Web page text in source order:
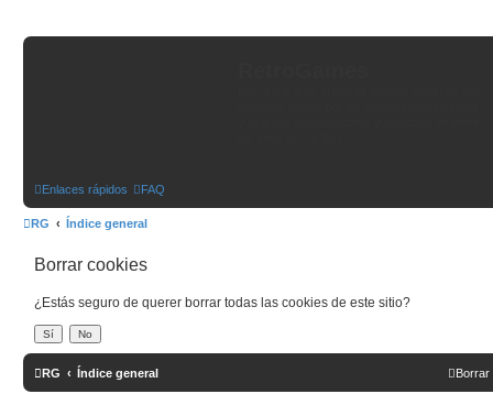
Enlaces rápidos FAQ
RG Índice general
Borrar cookies
¿Estás seguro de querer borrar todas las cookies de este sitio?
RG Índice general Borrar